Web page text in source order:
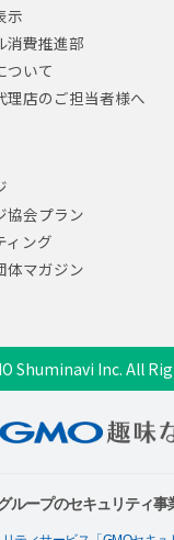
示
消費推進部
ついて
理店のご担当者様へ
協会プラン
ィング
体マガジン
Shuminavi Inc. All